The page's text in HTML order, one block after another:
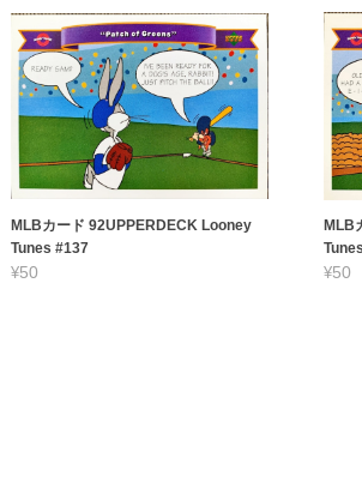
MLBカード 92UPPERDECK Looney
Tunes #137
¥50
MLB
¥50